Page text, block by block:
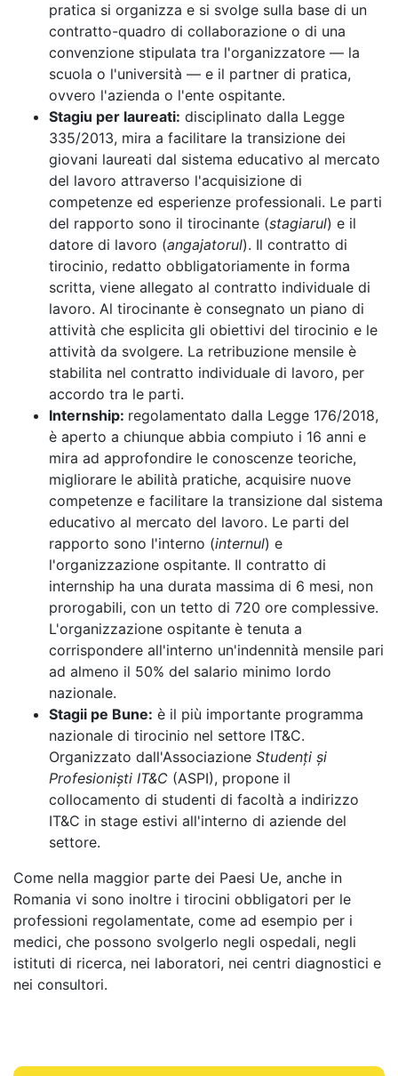
pratica si organizza e si svolge sulla base di un
contratto-quadro di collaborazione o di una
convenzione stipulata tra l'organizzatore — la
scuola o l'università — e il partner di pratica,
ovvero l'azienda o l'ente ospitante.
Stagiu per laureati: disciplinato dalla Legge
335/2013, mira a facilitare la transizione dei
giovani laureati dal sistema educativo al mercato
del lavoro attraverso l'acquisizione di
competenze ed esperienze professionali. Le parti
del rapporto sono il tirocinante (stagiarul) e il
datore di lavoro (angajatorul). Il contratto di
tirocinio, redatto obbligatoriamente in forma
scritta, viene allegato al contratto individuale di
lavoro. Al tirocinante è consegnato un piano di
attività che esplicita gli obiettivi del tirocinio e le
attività da svolgere. La retribuzione mensile è
stabilita nel contratto individuale di lavoro, per
accordo tra le parti.
Internship: regolamentato dalla Legge 176/2018,
è aperto a chiunque abbia compiuto i 16 anni e
mira ad approfondire le conoscenze teoriche,
migliorare le abilità pratiche, acquisire nuove
competenze e facilitare la transizione dal sistema
educativo al mercato del lavoro. Le parti del
rapporto sono l'interno (internul) e
l'organizzazione ospitante. Il contratto di
internship ha una durata massima di 6 mesi, non
prorogabili, con un tetto di 720 ore complessive.
L'organizzazione ospitante è tenuta a
corrispondere all'interno un'indennità mensile pari
ad almeno il 50% del salario minimo lordo
nazionale.
Stagii pe Bune: è il più importante programma
nazionale di tirocinio nel settore IT&C.
Organizzato dall'Associazione Studenți și
Profesioniști IT&C (ASPI), propone il
collocamento di studenti di facoltà a indirizzo
IT&C in stage estivi all'interno di aziende del
settore.
Come nella maggior parte dei Paesi Ue, anche in
Romania vi sono inoltre i tirocini obbligatori per le
professioni regolamentate, come ad esempio per i
medici, che possono svolgerlo negli ospedali, negli
istituti di ricerca, nei laboratori, nei centri diagnostici e
nei consultori.